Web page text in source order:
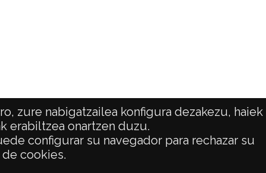
zure nabigatzailea konfigura dezakezu, haiek
erabiltzea onartzen duzu.
configurar su navegador para rechazar su
cookies.
ATENCIÓN CIUDADANA